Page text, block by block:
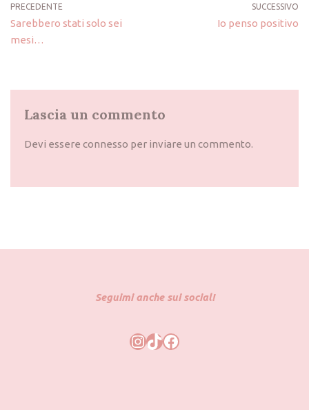
PRECEDENTE
Sarebbero stati solo sei
mesi…
SUCCESSIVO
Io penso positivo
Lascia un commento
Devi essere connesso per inviare un commento.
Seguimi anche sui social!